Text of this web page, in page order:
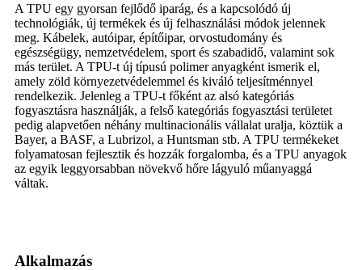
A TPU egy gyorsan fejlődő iparág, és a kapcsolódó új
technológiák, új termékek és új felhasználási módok jelennek
meg. Kábelek, autóipar, építőipar, orvostudomány és
egészségügy, nemzetvédelem, sport és szabadidő, valamint sok
más terület. A TPU-t új típusú polimer anyagként ismerik el,
amely zöld környezetvédelemmel és kiváló teljesítménnyel
rendelkezik. Jelenleg a TPU-t főként az alsó kategóriás
fogyasztásra használják, a felső kategóriás fogyasztási területet
pedig alapvetően néhány multinacionális vállalat uralja, köztük a
Bayer, a BASF, a Lubrizol, a Huntsman stb. A TPU termékeket
folyamatosan fejlesztik és hozzák forgalomba, és a TPU anyagok
az egyik leggyorsabban növekvő hőre lágyuló műanyaggá
váltak.
Alkalmazás